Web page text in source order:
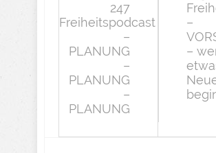
247
Freiheitspodcast
–
PLANUNG
–
PLANUNG
–
PLANUNG
–
–